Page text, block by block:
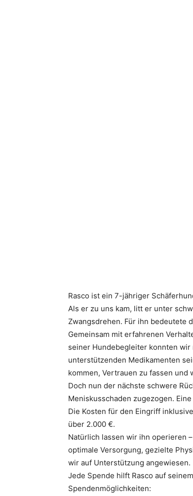
Rasco ist ein 7-jähriger
Als er zu uns kam, litt er unter
Zwangsdrehen. Für ihn bedeutete
Gemeinsam mit erfahrenen
seiner Hundebegleiter konnten
unterstützenden Medikamenten
kommen, Vertrauen zu fassen
Doch nun der nächste schwere
Meniskusschaden zugezogen.
Die Kosten für den Eingriff
über 2.000 €.
Natürlich lassen wir ihn operieren
optimale Versorgung, gezielte
wir auf Unterstützung angewiesen.
Jede Spende hilft Rasco auf
Spendenmöglichkeiten: